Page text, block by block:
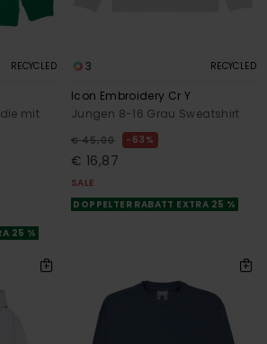
RECYCLED
mit
25 %
3 RECYCLED
Icon Embroidery Cr Y
Jungen 8-16 Grau Sweatshirt
€ 45,00 63%
€ 16,87
SALE
DOPPELTER RABATT EXTRA 25 %